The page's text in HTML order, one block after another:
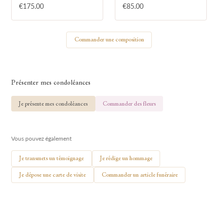
€175.00
€85.00
Commander une composition
Présenter mes condoléances
Je présente mes condoléances Commander des fleurs
Vous pouvez également
Je transmets un témoignage Je rédige un hommage
Je dépose une carte de visite Commander un article funéraire